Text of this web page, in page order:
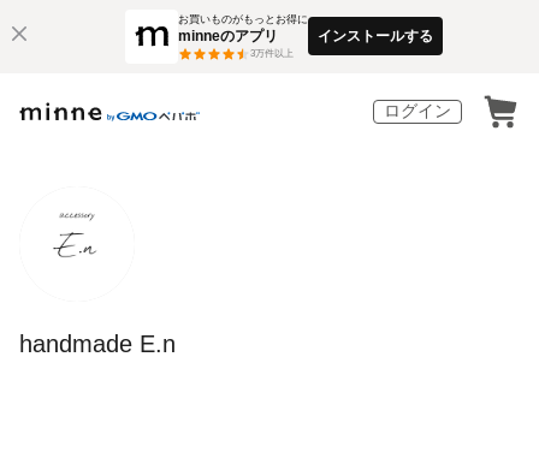
お買いものがもっとお得に
minneのアプリ
3万件以上
インストールする
ログイン
handmade E.n